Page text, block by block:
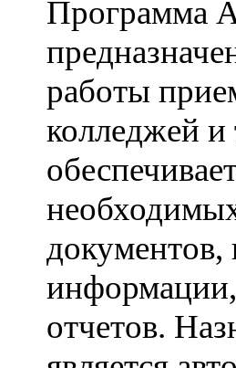
работы
колледжей
документов,
отчетов.